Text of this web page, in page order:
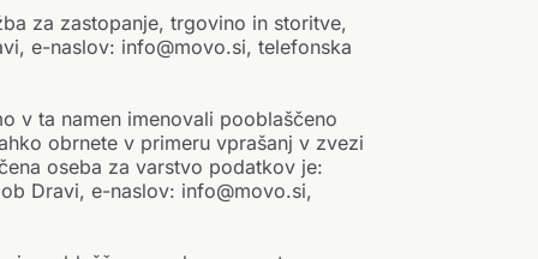
za zastopanje, trgovino in storitve,
e-naslov: info@movo.si, telefonska
v ta namen imenovali pooblaščeno
obrnete v primeru vprašanj v zvezi
oseba za varstvo podatkov je:
Dravi, e-naslov: info@movo.si,